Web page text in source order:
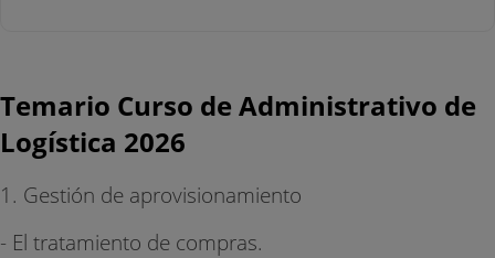
Temario Curso de Administrativo de
Logística 2026
1. Gestión de aprovisionamiento
- El tratamiento de compras.